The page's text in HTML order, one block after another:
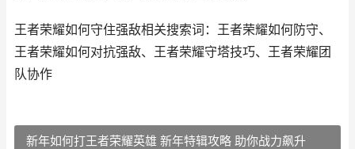
王者荣耀如何守住强敌相关搜索词：王者荣耀如何防守、
王者荣耀如何对抗强敌、王者荣耀守塔技巧、王者荣耀团
队协作
新年如何打王者荣耀英雄 新年特辑攻略 助你战力飙升